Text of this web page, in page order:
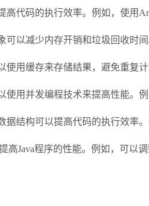
高代码的执行效率。例如，使用
可以减少内存开销和垃圾回收时
使用缓存来存储结果，避免重复
使用并发编程技术来提高性能。
据结构可以提高代码的执行效率
高Java程序的性能。例如，可以